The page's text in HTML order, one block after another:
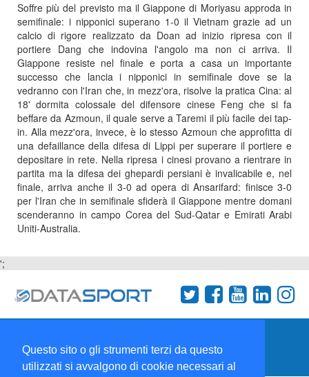
Questo sito o gli strumenti terzi da questo
utilizzati si avvalgono di cookie necessari al
Soffre più del previsto ma il Giappone di Moriyasu approda in
semifinale: i nipponici superano 1-0 il Vietnam grazie ad un
calcio di rigore realizzato da Doan ad inizio ripresa con il
portiere Dang che indovina l'angolo ma non ci arriva. Il
Giappone resiste nel finale e porta a casa un importante
successo che lancia i nipponici in semifinale dove se la
vedranno con l'Iran che, in mezz'ora, risolve la pratica Cina: al
18' dormita colossale del difensore cinese Feng che si fa
beffare da Azmoun, il quale serve a Taremi il più facile dei tap-
in. Alla mezz'ora, invece, è lo stesso Azmoun che approfitta di
una defaillance della difesa di Lippi per superare il portiere e
depositare in rete. Nella ripresa i cinesi provano a rientrare in
partita ma la difesa dei ghepardi persiani è invalicabile e, nel
finale, arriva anche il 3-0 ad opera di Ansarifard: finisce 3-0
per l'Iran che in semifinale sfiderà il Giappone mentre domani
scenderanno in campo Corea del Sud-Qatar e Emirati Arabi
Uniti-Australia.
';
Collabora con noi